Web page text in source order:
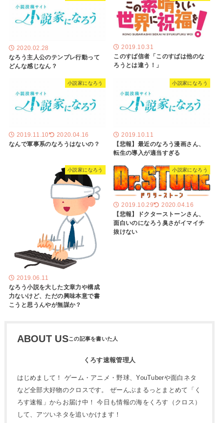
2020.02.28
なろう主人公のテンプレ行動って
どんな感じなん？
2019.10.31
このすば信者「このすばは他のな
ろうとは違う！」
小説家になろう
2019.11.10 2020.04.16
なんで軍事系のなろうはないの？
小説家になろう
2019.10.11
【悲報】最近のなろう漫画さん、
転生の導入が適当すぎる
小説家になろう
2019.06.11
なろう小説を大した文章力や構成
力ないけど、ただの興味本意で書
こうと思うんやが無謀か？
小説家になろう
2019.10.29 2020.04.16
【悲報】ドクターストーンさん、
面白いのになろう臭さがイマイチ
抜けない
ABOUT US
くろす速報管理人
はじめまして！ ゲーム・アニメ・野球、YouTuberや面白ネタ
など全部大好物のクロスです。 ぜーんぶまるっとまとめて「く
ろす速報」からお届け中！ 今日も情報の海をくろす（クロス）
して、アツいネタを追いかけます！